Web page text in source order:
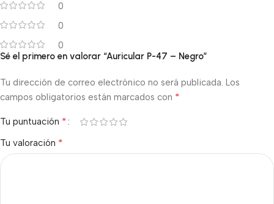
0
0
0
Sé el primero en valorar “Auricular P-47 – Negro”
Tu dirección de correo electrónico no será publicada. Los
campos obligatorios están marcados con *
Tu puntuación *
Tu valoración *